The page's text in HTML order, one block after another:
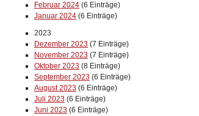
Februar 2024 (6 Einträge)
Januar 2024 (6 Einträge)
2023
Dezember 2023 (7 Einträge)
November 2023 (7 Einträge)
Oktober 2023 (8 Einträge)
September 2023 (6 Einträge)
August 2023 (6 Einträge)
Juli 2023 (6 Einträge)
Juni 2023 (6 Einträge)